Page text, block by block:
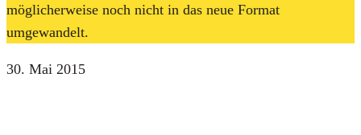
möglicherweise noch nicht in das neue Format
umgewandelt.
30. Mai 2015